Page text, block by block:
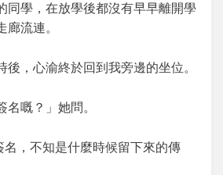
同學，在放學後都沒有早早離開學
流連。
後，心渝終於回到我旁邊的坐位。
名嘅？」她問。
，不知是什麼時候留下來的傳